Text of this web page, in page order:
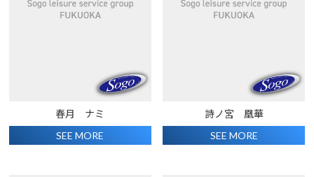
春月 ナミ
SEE MORE
詩ノ宮 凰華
SEE MORE